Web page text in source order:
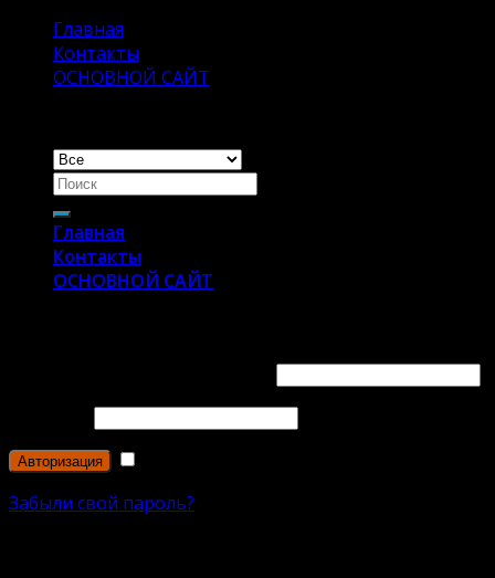
Главная
Контакты
ОСНОВНОЙ САЙТ
Главная
Контакты
ОСНОВНОЙ САЙТ
Забыли свой пароль?